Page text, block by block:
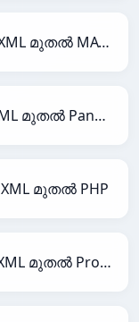
XML മുതൽ MATLAB
XML മുതൽ PandasDataFrame
XML മുതൽ PHP
XML മുതൽ Protobuf